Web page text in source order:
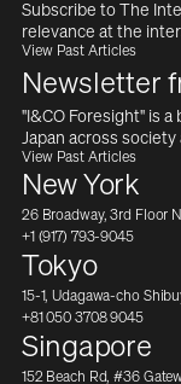
Subscribe to The
relevance at the
View Past Articles
Newsletter
"I&CO Foresight" is
Japan across
View Past Articles
New York
26 Broadway, 3rd Floor
+1 (917) 793-9045
Tokyo
15-1, Udagawa-cho
+81 050 3708 9045
Singapore
152 Beach Rd, #36